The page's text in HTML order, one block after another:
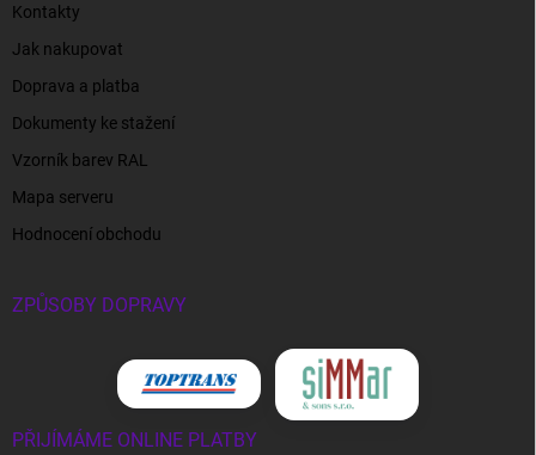
Kontakty
Jak nakupovat
Doprava a platba
Dokumenty ke stažení
Vzorník barev RAL
Mapa serveru
Hodnocení obchodu
ZPŮSOBY DOPRAVY
PŘIJÍMÁME ONLINE PLATBY